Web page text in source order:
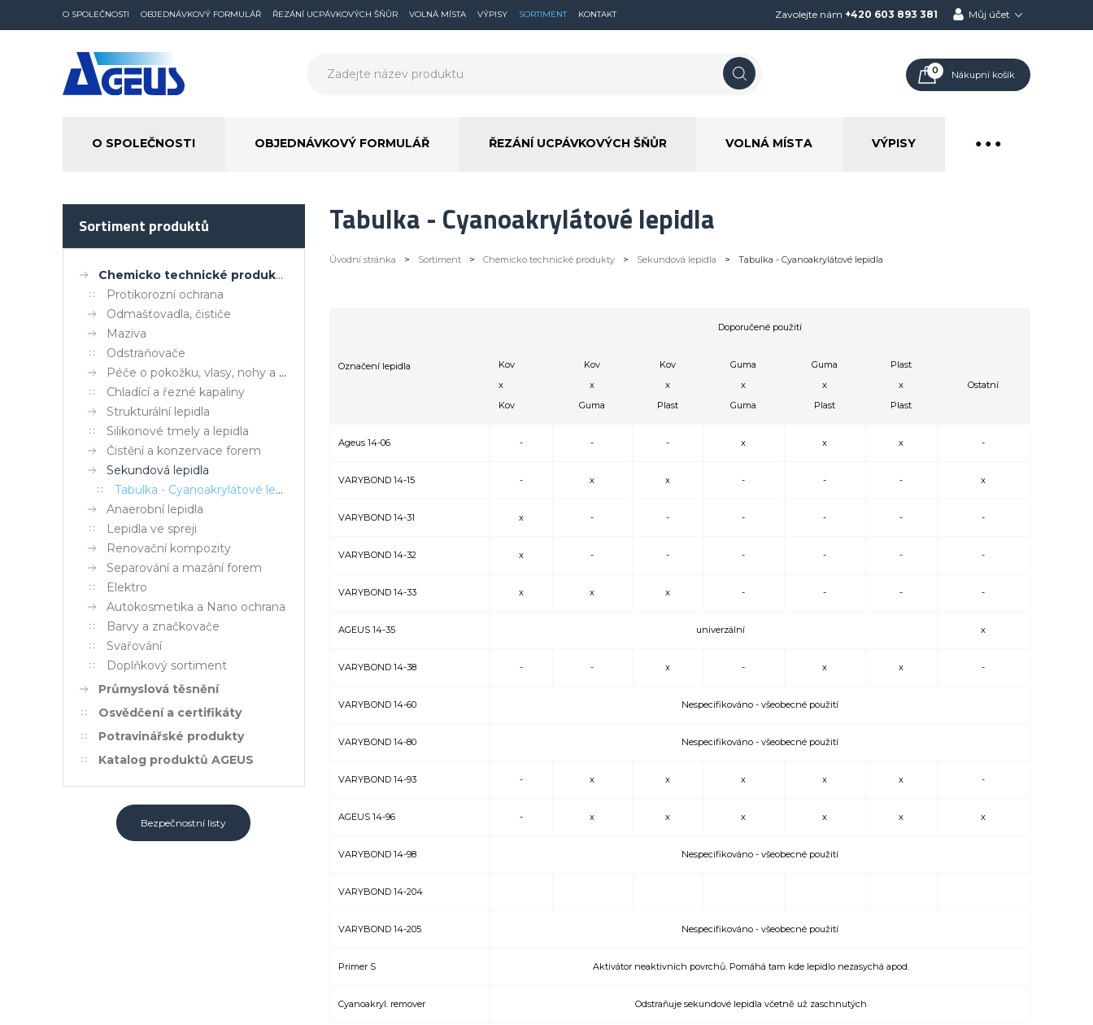
O SPOLEČNOSTI OBJEDNÁVKOVÝ FORMULÁŘ ŘEZÁNÍ UCPÁVKOVÝCH ŠŇŮR VOLNÁ MÍSTA VÝPISY SORTIMENT KONTAKT Zavolejte nám +420 603 893 381 Můj účet
0 Nákupní košík
O SPOLEČNOSTI OBJEDNÁVKOVÝ FORMULÁŘ ŘEZÁNÍ UCPÁVKOVÝCH ŠŇŮR VOLNÁ MÍSTA VÝPISY ● ● ●
Sortiment produktů
Chemicko technické produkty
Protikorozní ochrana
Odmašťovadla, čističe
Maziva
Odstraňovače
Péče o pokožku, vlasy, nohy a tkaniny
Chladící a řezné kapaliny
Strukturální lepidla
Silikonové tmely a lepidla
Čistění a konzervace forem
Sekundová lepidla
Tabulka - Cyanoakrylátové lepidla
Anaerobní lepidla
Lepidla ve spreji
Renovační kompozity
Separování a mazání forem
Elektro
Autokosmetika a Nano ochrana
Barvy a značkovače
Svařování
Doplňkový sortiment
Průmyslová těsnění
Osvědčení a certifikáty
Potravinářské produkty
Katalog produktů AGEUS
Bezpečnostní listy
Tabulka - Cyanoakrylátové lepidla
Úvodní stránka > Sortiment > Chemicko technické produkty > Sekundová lepidla > Tabulka - Cyanoakrylátové lepidla
Označení lepidla
Doporučené použití
Kov
x
Kov
Kov
x
Guma
Kov
x
Plast
Guma
x
Guma
Guma
x
Plast
Plast
x
Plast
Ostatní
Ageus 14-06 - - - x x x -
VARYBOND 14-15 - x x - - - x
VARYBOND 14-31 x - - - - - -
VARYBOND 14-32 x - - - - - -
VARYBOND 14-33 x x x - - - -
AGEUS 14-35 univerzální x
VARYBOND 14-38 - - x - x x -
VARYBOND 14-60 Nespecifikováno - všeobecné použití
VARYBOND 14-80 Nespecifikováno - všeobecné použití
VARYBOND 14-93 - x x x x x -
AGEUS 14-96 - x x x x x x
VARYBOND 14-98 Nespecifikováno - všeobecné použití
VARYBOND 14-204
VARYBOND 14-205 Nespecifikováno - všeobecné použití
Primer S Aktivátor neaktivních povrchů. Pomáhá tam kde lepidlo nezasychá apod.
Cyanoakryl. remover Odstraňuje sekundové lepidla včetně už zaschnutých